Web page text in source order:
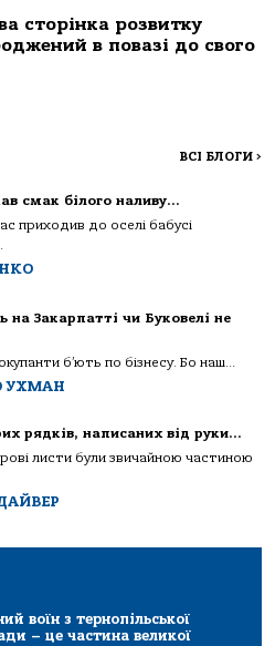
сторінка розвитку
в повазі до свого
ВСІ БЛОГИ >
смак білого наливу…
приходив до оселі бабусі
на Закарпатті чи Буковелі не
б’ють по бізнесу. Бо наш...
УХМАН
рядків, написаних від руки…
листи були звичайною частиною
воїн з тернопільської
– це частина великої